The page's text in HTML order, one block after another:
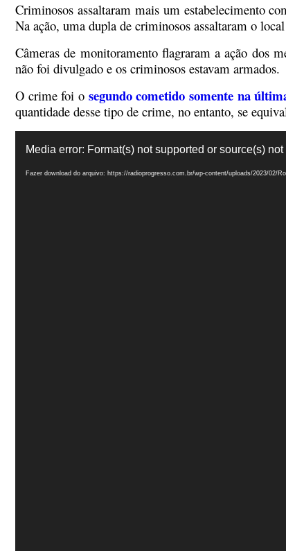
Criminosos assaltaram mais um estabelecimento
Na ação, uma dupla de criminosos assaltaram o
Câmeras de monitoramento flagraram a ação dos
não foi divulgado e os criminosos estavam armados.
O crime foi o segundo cometido somente na
quantidade desse tipo de crime, no entanto, se
Media error: Format(s) not supported or source(s) not
Fazer download do arquivo: https://radioprogresso.com.br/wp-content/uploads/2023/02/